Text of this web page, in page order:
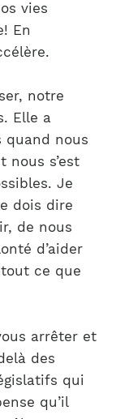
vies
En
notre
Elle a
nous
nous s’est
Je
dois dire
de nous
d’aider
ce que
arrêter et
des
qui
qu’il